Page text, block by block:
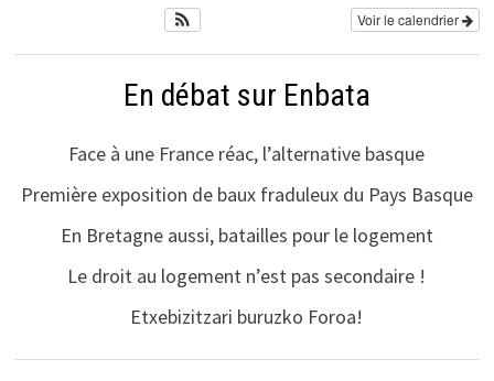
Voir le calendrier
En débat sur Enbata
Face à une France réac, l’alternative basque
Première exposition de baux fraduleux du Pays Basque
En Bretagne aussi, batailles pour le logement
Le droit au logement n’est pas secondaire !
Etxebizitzari buruzko Foroa!